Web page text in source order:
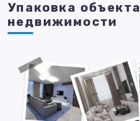
Упаковка объекта
недвижимости